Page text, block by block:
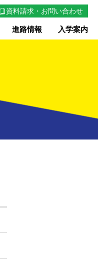
進路情報 入学案内
資料請求・お問い合わせ